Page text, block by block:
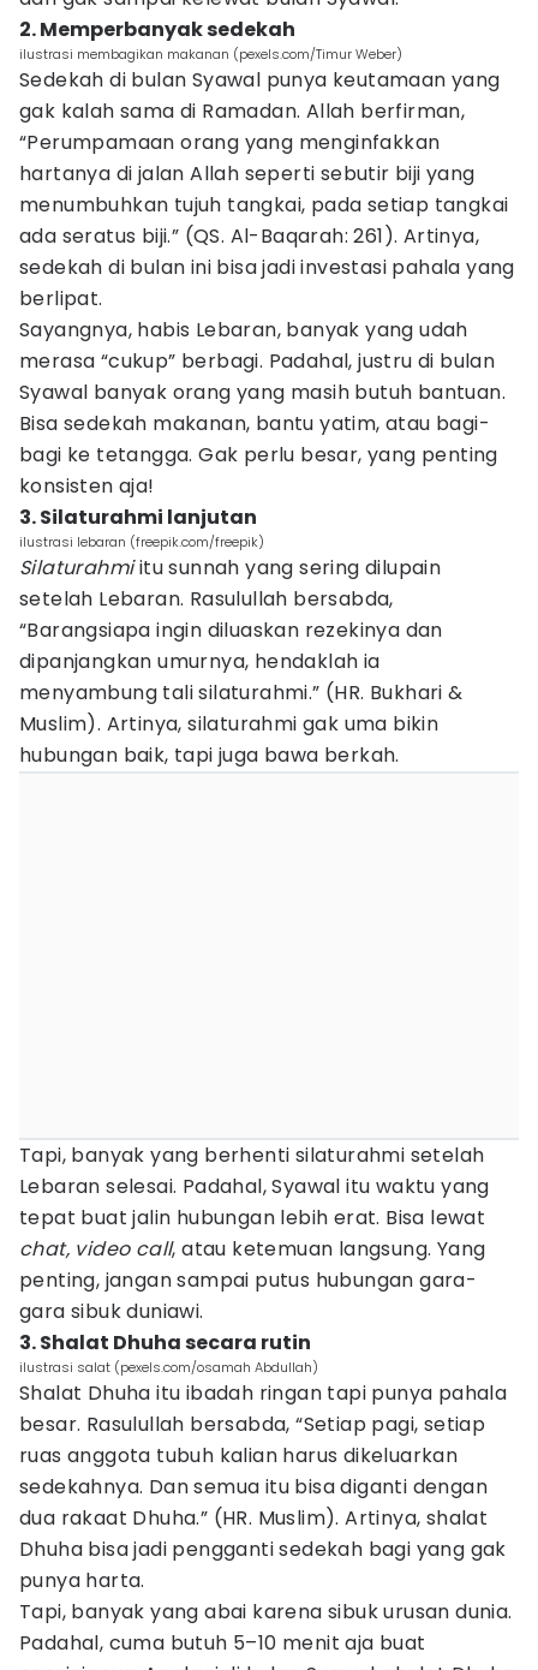
2. Memperbanyak sedekah
ilustrasi membagikan makanan (pexels.com/Timur Weber)
Sedekah di bulan Syawal punya keutamaan yang
gak kalah sama di Ramadan. Allah berfirman,
“Perumpamaan orang yang menginfakkan
hartanya di jalan Allah seperti sebutir biji yang
menumbuhkan tujuh tangkai, pada setiap tangkai
ada seratus biji.” (QS. Al-Baqarah: 261). Artinya,
sedekah di bulan ini bisa jadi investasi pahala yang
berlipat.
Sayangnya, habis Lebaran, banyak yang udah
merasa “cukup” berbagi. Padahal, justru di bulan
Syawal banyak orang yang masih butuh bantuan.
Bisa sedekah makanan, bantu yatim, atau bagi-
bagi ke tetangga. Gak perlu besar, yang penting
konsisten aja!
3. Silaturahmi lanjutan
ilustrasi lebaran (freepik.com/freepik)
Silaturahmiitu sunnah yang sering dilupain
setelah Lebaran. Rasulullah bersabda,
“Barangsiapa ingin diluaskan rezekinya dan
dipanjangkan umurnya, hendaklah ia
menyambung tali silaturahmi.” (HR. Bukhari &
Muslim). Artinya, silaturahmi gak uma bikin
hubungan baik, tapi juga bawa berkah.
Tapi, banyak yang berhenti silaturahmi setelah
Lebaran selesai. Padahal, Syawal itu waktu yang
tepat buat jalin hubungan lebih erat. Bisa lewat
chat, video call, atau ketemuan langsung. Yang
penting, jangan sampai putus hubungan gara-
gara sibuk duniawi.
3. Shalat Dhuha secara rutin
ilustrasi salat (pexels.com/osamah Abdullah)
Shalat Dhuha itu ibadah ringan tapi punya pahala
besar. Rasulullah bersabda, “Setiap pagi, setiap
ruas anggota tubuh kalian harus dikeluarkan
sedekahnya. Dan semua itu bisa diganti dengan
dua rakaat Dhuha.” (HR. Muslim). Artinya, shalat
Dhuha bisa jadi pengganti sedekah bagi yang gak
punya harta.
Tapi, banyak yang abai karena sibuk urusan dunia.
Padahal, cuma butuh 5–10 menit aja buat